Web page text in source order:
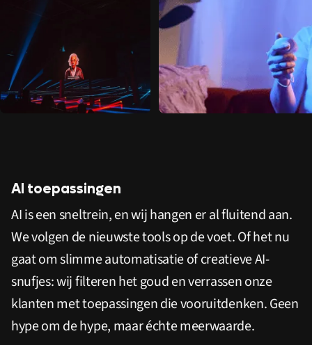
AI toepassingen
AI is een sneltrein, en wij hangen er al fluitend aan.
We volgen de nieuwste tools op de voet. Of het nu
gaat om slimme automatisatie of creatieve AI-
snufjes: wij filteren het goud en verrassen onze
klanten met toepassingen die vooruitdenken. Geen
hype om de hype, maar échte meerwaarde.